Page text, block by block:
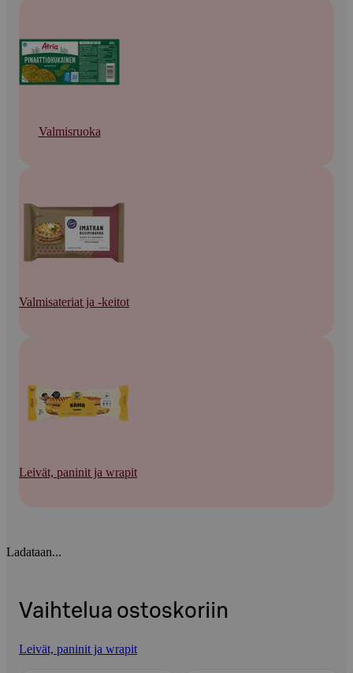
Valmisruoka
Valmisateriat ja -keitot
Leivät, paninit ja wrapit
Ladataan...
Vaihtelua ostoskoriin
Leivät, paninit ja wrapit